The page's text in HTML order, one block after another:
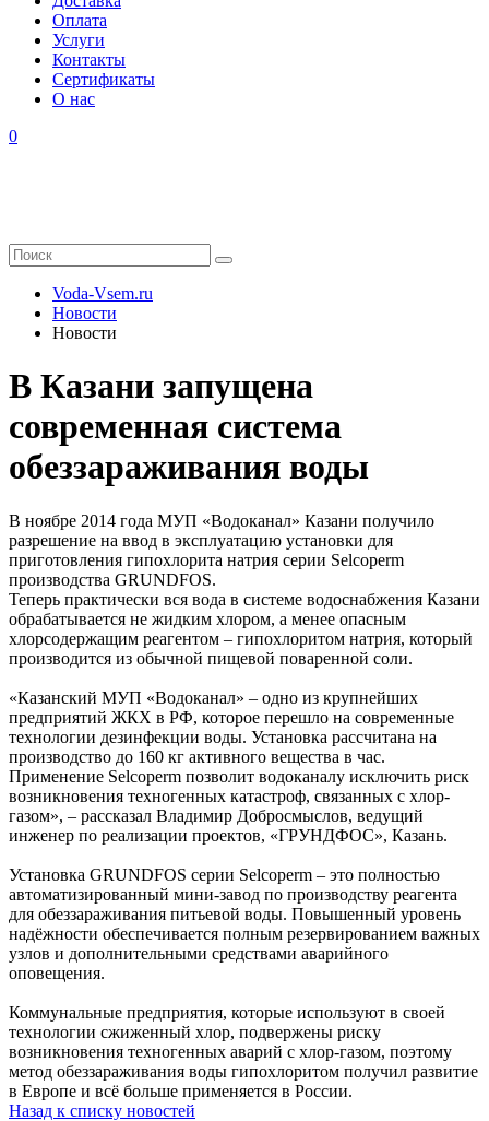
Оплата
Услуги
Контакты
Cертификаты
О нас
0
Voda-Vsem.ru
Новости
Новости
В Казани запущена
современная система
обеззараживания воды
В ноябре 2014 года МУП «Водоканал» Казани получило
разрешение на ввод в эксплуатацию установки для
приготовления гипохлорита натрия серии Selcoperm
производства GRUNDFOS.
Теперь практически вся вода в системе водоснабжения Казани
обрабатывается не жидким хлором, а менее опасным
хлорсодержащим реагентом – гипохлоритом натрия, который
производится из обычной пищевой поваренной соли.
«Казанский МУП «Водоканал» – одно из крупнейших
предприятий ЖКХ в РФ, которое перешло на современные
технологии дезинфекции воды. Установка рассчитана на
производство до 160 кг активного вещества в час.
Применение Selcoperm позволит водоканалу исключить риск
возникновения техногенных катастроф, связанных с хлор-
газом», – рассказал Владимир Добросмыслов, ведущий
инженер по реализации проектов, «ГРУНДФОС», Казань.
Установка GRUNDFOS серии Selcoperm – это полностью
автоматизированный мини-завод по производству реагента
для обеззараживания питьевой воды. Повышенный уровень
надёжности обеспечивается полным резервированием важных
узлов и дополнительными средствами аварийного
оповещения.
Коммунальные предприятия, которые используют в своей
технологии сжиженный хлор, подвержены риску
возникновения техногенных аварий с хлор-газом, поэтому
метод обеззараживания воды гипохлоритом получил развитие
в Европе и всё больше применяется в России.
Назад к списку новостей